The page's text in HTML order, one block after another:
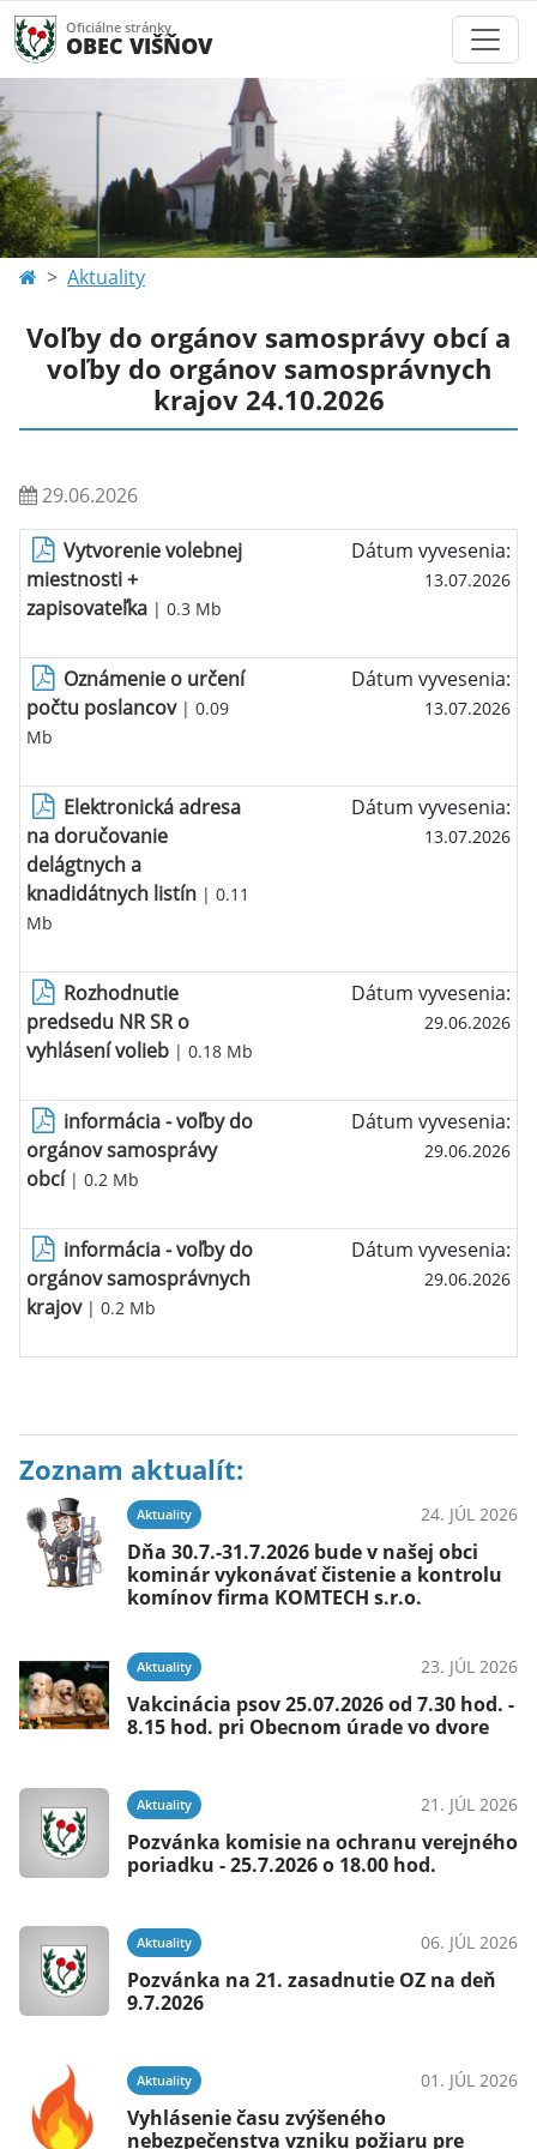
Oficiálne stránky
OBEC VIŠŇOV
Aktuality
Voľby do orgánov samosprávy obcí a
voľby do orgánov samosprávnych
krajov 24.10.2026
29.06.2026
Vytvorenie volebnej
miestnosti +
zapisovateľka | 0.3 Mb
Dátum vyvesenia:
13.07.2026
Oznámenie o určení
počtu poslancov| 0.09
Mb
Dátum vyvesenia:
13.07.2026
Elektronická adresa
na doručovanie
delágtnych a
knadidátnych listín | 0.11
Mb
Dátum vyvesenia:
13.07.2026
Rozhodnutie
predsedu NR SR o
vyhlásení volieb | 0.18 Mb
Dátum vyvesenia:
29.06.2026
informácia - voľby do
orgánov samosprávy
obcí| 0.2 Mb
Dátum vyvesenia:
29.06.2026
informácia - voľby do
orgánov samosprávnych
krajov| 0.2 Mb
Dátum vyvesenia:
29.06.2026
Zoznam aktualít:
Aktuality 24. JÚL 2026
Dňa 30.7.-31.7.2026 bude v našej obci
kominár vykonávať čistenie a kontrolu
komínov firma KOMTECH s.r.o.
Aktuality 23. JÚL 2026
Vakcinácia psov 25.07.2026 od 7.30 hod. -
8.15 hod. pri Obecnom úrade vo dvore
Aktuality 21. JÚL 2026
Pozvánka komisie na ochranu verejného
poriadku - 25.7.2026 o 18.00 hod.
Aktuality 06. JÚL 2026
Pozvánka na 21. zasadnutie OZ na deň
9.7.2026
Aktuality 01. JÚL 2026
Vyhlásenie času zvýšeného
nebezpečenstva vzniku požiaru pre